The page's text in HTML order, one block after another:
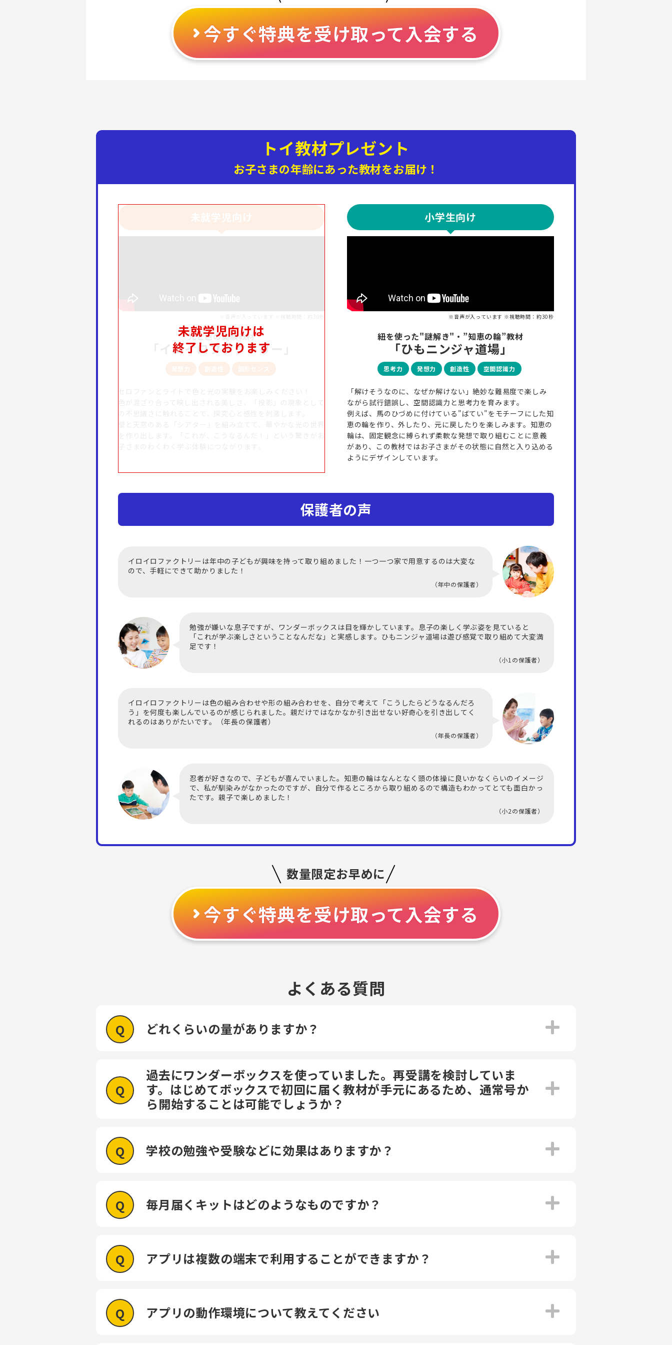
今すぐ特典を受け取って入会する
トイ教材プレゼント
お子さまの年齢にあった教材をお届け！
未就学児向け
光と色の実験教材
「イロイロファクトリー」
発想力 創造性 図形センス
未就学児向けは
終了しております
小学生向け
※音声が入っています ※視聴時間：約30秒
紐を使った"謎解き"・”知恵の輪”教材
「ひもニンジャ道場」
思考力 発想力 創造性 空間認識力
「解けそうなのに、なぜか解けない」絶妙な難易度で楽しみ
ながら試行錯誤し、空間認識力と思考力を育みます。
例えば、馬のひづめに付けている"ばてい"をモチーフにした知
恵の輪を作り、外したり、元に戻したりを楽しみます。知恵の
輪は、固定観念に縛られず柔軟な発想で取り組むことに意義
があり、この教材ではお子さまがその状態に自然と入り込める
ようにデザインしています。
保護者の声
イロイロファクトリーは年中の子どもが興味を持って取り組めました！一つ一つ家で用意するのは大変な
ので、手軽にできて助かりました！
（年中の保護者）
勉強が嫌いな息子ですが、ワンダーボックスは目を輝かしています。息子の楽しく学ぶ姿を見ていると
「これが学ぶ楽しさということなんだな」と実感します。ひもニンジャ道場は遊び感覚で取り組めて大変満
足です！
（小1の保護者）
イロイロファクトリーは色の組み合わせや形の組み合わせを、自分で考えて「こうしたらどうなるんだろ
う」を何度も楽しんでいるのが感じられました。親だけではなかなか引き出せない好奇心を引き出してく
れるのはありがたいです。（年長の保護者）
（年長の保護者）
忍者が好きなので、子どもが喜んでいました。知恵の輪はなんとなく頭の体操に良いかなくらいのイメージ
で、私が馴染みがなかったのですが、自分で作るところから取り組めるので構造もわかってとても面白かっ
たです。親子で楽しめました！
（小2の保護者）
数量限定お早めに
今すぐ特典を受け取って入会する
よくある質問
どれくらいの量がありますか？
過去にワンダーボックスを使っていました。再受講を検討していま
す。はじめてボックスで初回に届く教材が手元にあるため、通常号か
ら開始することは可能でしょうか？
学校の勉強や受験などに効果はありますか？
毎月届くキットはどのようなものですか？
アプリは複数の端末で利用することができますか？
アプリの動作環境について教えてください